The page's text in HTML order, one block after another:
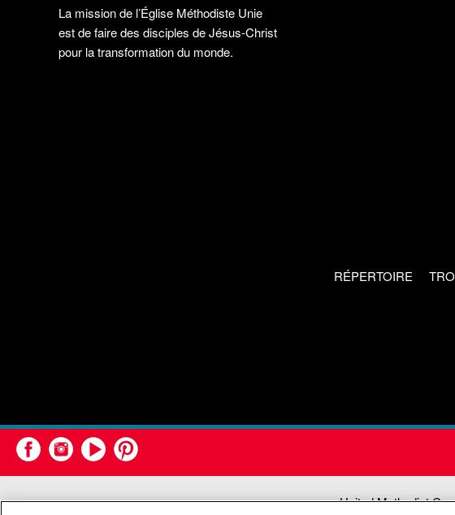
La mission de l’Église Méthodiste Unie
est de faire des disciples de Jésus-Christ
pour la transformation du monde.
RÉPERTOIRE
United Methodist